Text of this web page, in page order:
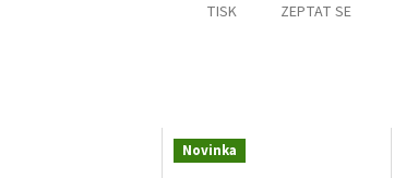
TISK ZEPTAT SE
Novinka